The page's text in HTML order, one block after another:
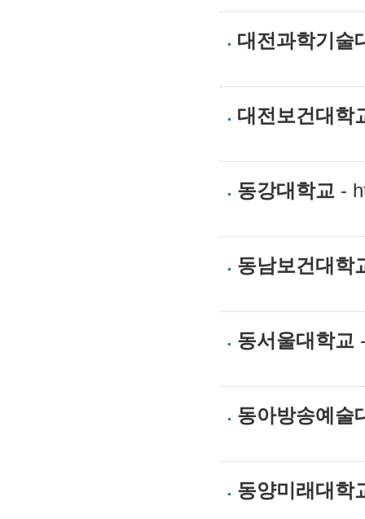
대전과학기술
대전보건대학
동강대학교 -
동남보건대학
동서울대학교
동아방송예술
동양미래대학